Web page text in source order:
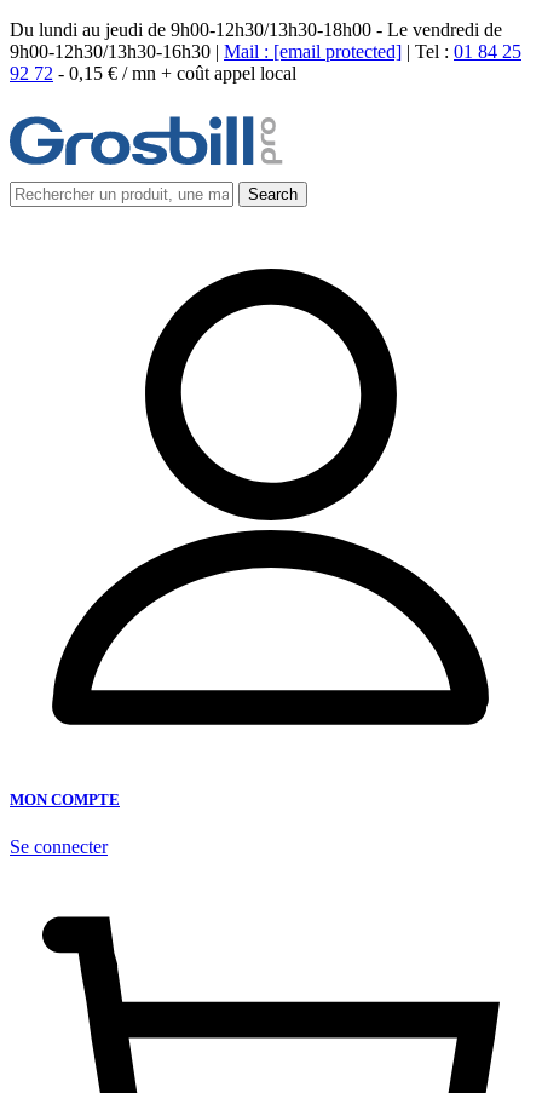
Du lundi au jeudi de 9h00-12h30/13h30-18h00 - Le vendredi de
9h00-12h30/13h30-16h30 | Mail : [email protected] | Tel : 01 84 25
92 72 - 0,15 € / mn + coût appel local
MON COMPTE
Se connecter